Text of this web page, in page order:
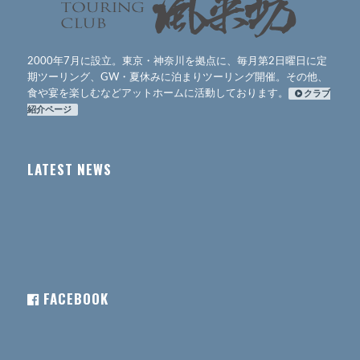
2000年7月に設立。東京・神奈川を拠点に、毎月第2日曜日に定
期ツーリング、GW・夏休みに泊まりツーリング開催。その他、
食や宴を楽しむなどアットホームに活動しております。
クラブ
紹介ページ
LATEST NEWS
FACEBOOK